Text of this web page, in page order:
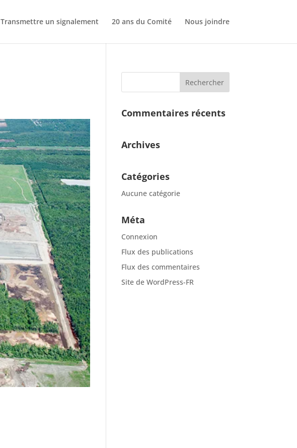
Transmettre un signalement 20 ans du Comité Nous joindre
Commentaires récents
Archives
Catégories
Aucune catégorie
Méta
Connexion
Flux des publications
Flux des commentaires
Site de WordPress-FR